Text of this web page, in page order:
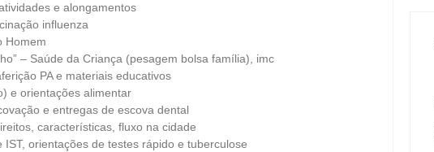
e alongamentos
influenza
Homem
– Saúde da Criança (pesagem bolsa família), imc
PA e materiais educativos
e orientações alimentar
e entregas de escova dental
características, fluxo na cidade
IST, orientações de testes rápido e tuberculose